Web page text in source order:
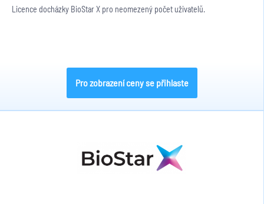
Licence docházky BioStar X pro neomezený počet uživatelů.
Pro zobrazení ceny se přihlaste